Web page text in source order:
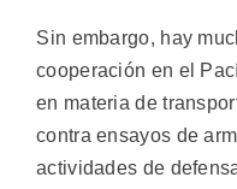
Sin embargo, hay
cooperación en el
en materia de
contra ensayos de
actividades de